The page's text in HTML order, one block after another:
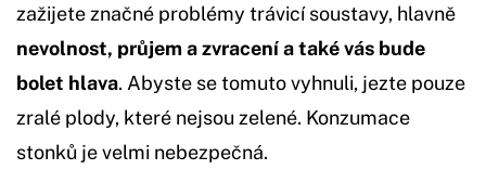
zažijete značné problémy trávicí soustavy, hlavně
nevolnost, průjem a zvracení a také vás bude
bolet hlava. Abyste se tomuto vyhnuli, jezte pouze
zralé plody, které nejsou zelené. Konzumace
stonků je velmi nebezpečná.